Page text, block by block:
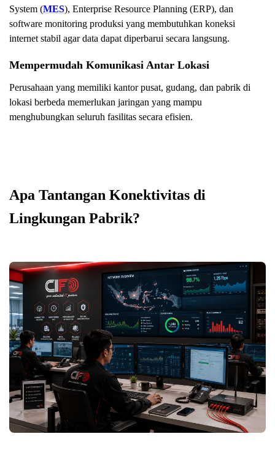
System (MES), Enterprise Resource Planning (ERP), dan
software monitoring produksi yang membutuhkan koneksi
internet stabil agar data dapat diperbarui secara langsung.
Mempermudah Komunikasi Antar Lokasi
Perusahaan yang memiliki kantor pusat, gudang, dan pabrik di
lokasi berbeda memerlukan jaringan yang mampu
menghubungkan seluruh fasilitas secara efisien.
Apa Tantangan Konektivitas di
Lingkungan Pabrik?